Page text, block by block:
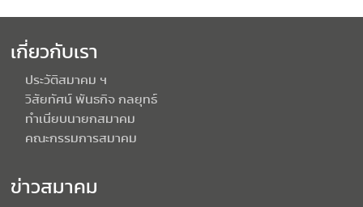
เกี่ยวกับเรา
ประวัติสมาคม ฯ
วิสัยทัศน์ พันธกิจ กลยุทธ์
ทำเนียบนายกสมาคม
คณะกรรมการสมาคม
ข่าวสมาคม